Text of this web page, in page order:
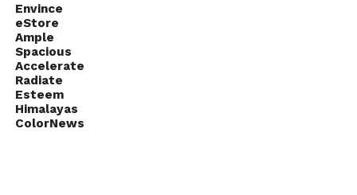
Envince
eStore
Ample
Spacious
Accelerate
Radiate
Esteem
Himalayas
ColorNews